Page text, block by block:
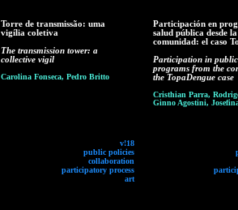
Torre de transmissão: uma
vigília coletiva
The transmission tower: a
collective vigil
Carolina Fonseca, Pedro Britto
v!18
public policies
collaboration
participatory process
art
Participación en
salud pública desde la
comunidad: el caso
Participation in
programs from the
the TopaDengue case
Cristhian Parra,
Ginno Agostini,